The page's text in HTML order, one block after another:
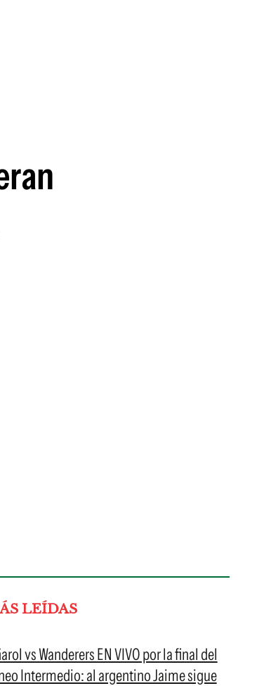
LEÍDAS
vs Wanderers EN VIVO por la final del
Intermedio: al argentino Jaime sigue